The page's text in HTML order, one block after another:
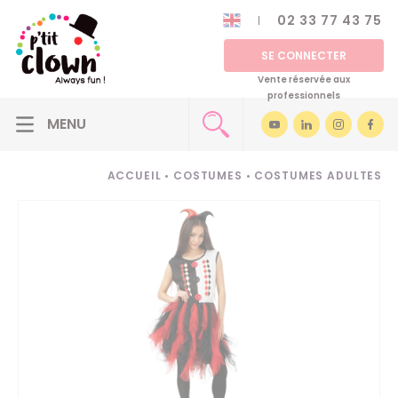
02 33 77 43 75
SE CONNECTER
Vente réservée aux
professionnels
ACCUEIL • COSTUMES • COSTUMES ADULTES